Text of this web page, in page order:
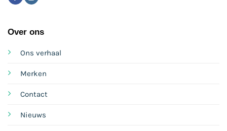
Over ons
Ons verhaal
Merken
Contact
Nieuws